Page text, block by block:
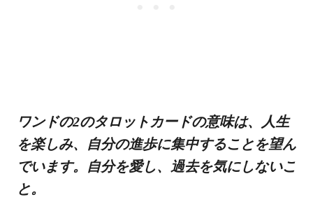
ワンドの2のタロットカードの意味は、人生
を楽しみ、自分の進歩に集中することを望ん
でいます。自分を愛し、過去を気にしないこ
と。